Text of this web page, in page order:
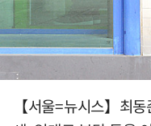
【서울=뉴시스】최